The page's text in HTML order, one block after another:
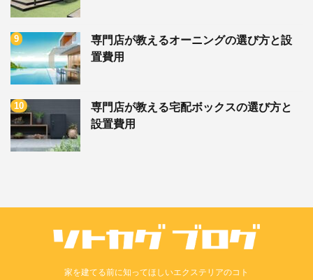
専門店が教えるオーニングの選び方と設
置費用
専門店が教える宅配ボックスの選び方と
設置費用
家を建てる前に知ってほしいエクステリアのコト